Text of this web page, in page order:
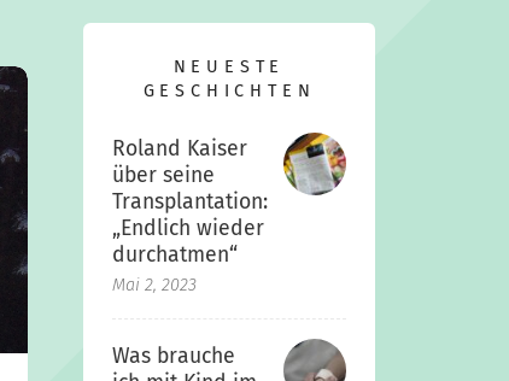
NEUESTE
GESCHICHTEN
Roland Kaiser
über seine
Transplantation:
„Endlich wieder
durchatmen“
Mai 2, 2023
Was brauche